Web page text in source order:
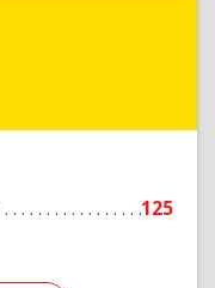
125
г, Алтайская